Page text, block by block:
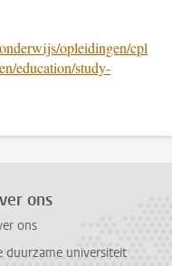
opleidingen/cpl
education/study-
ons
ons
duurzame universiteit